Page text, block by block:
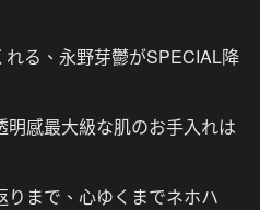
る、永野芽鬱がSPECIAL降
感最大級な肌のお手入れは
りまで、心ゆくまでネホハ